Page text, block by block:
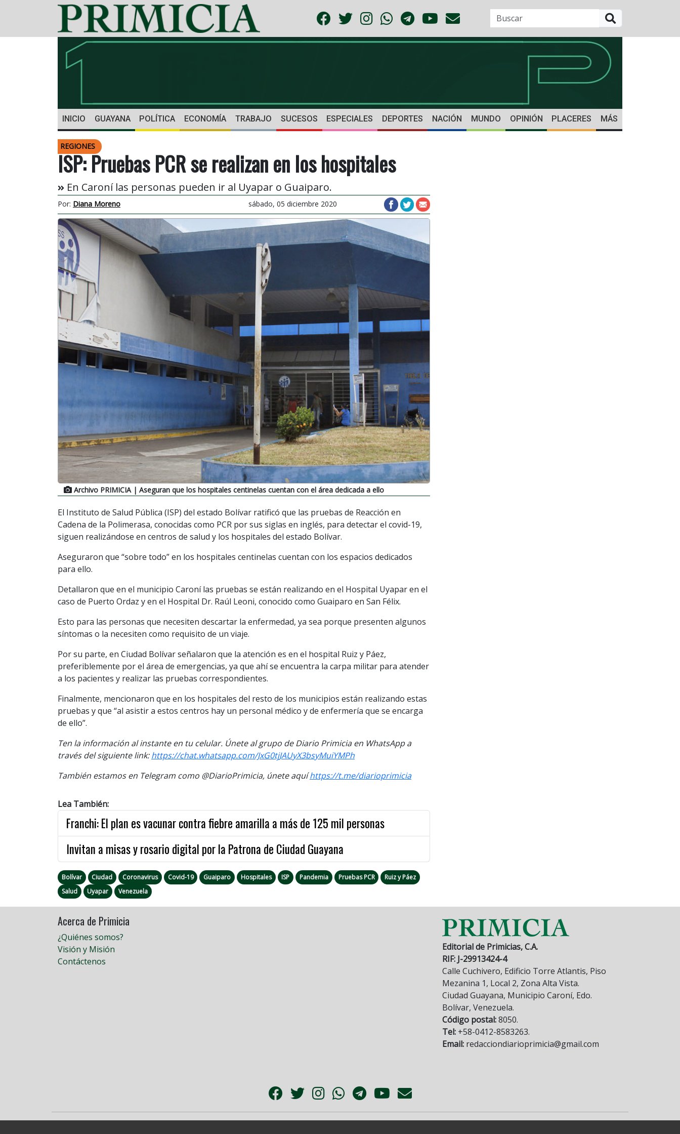
INICIO GUAYANA POLÍTICA ECONOMÍA TRABAJO SUCESOS ESPECIALES DEPORTES NACIÓN MUNDO OPINIÓN PLACERES MÁS
REGIONES
ISP: Pruebas PCR se realizan en los hospitales
En Caroní las personas pueden ir al Uyapar o Guaiparo.
Por: Diana Moreno sábado, 05 diciembre 2020
Archivo PRIMICIA| Aseguran que los hospitales centinelas cuentan con el área dedicada a ello
El Instituto de Salud Pública (ISP) del estado Bolívar ratificó que las pruebas de Reacción en
Cadena de la Polimerasa, conocidas como PCR por sus siglas en inglés, para detectar el covid-19,
siguen realizándose en centros de salud y los hospitales del estado Bolívar.
Aseguraron que “sobre todo” en los hospitales centinelas cuentan con los espacios dedicados
para ello.
Detallaron que en el municipio Caroní las pruebas se están realizando en el Hospital Uyapar en el
caso de Puerto Ordaz y en el Hospital Dr. Raúl Leoni, conocido como Guaiparo en San Félix.
Esto para las personas que necesiten descartar la enfermedad, ya sea porque presenten algunos
síntomas o la necesiten como requisito de un viaje.
Por su parte, en Ciudad Bolívar señalaron que la atención es en el hospital Ruiz y Páez,
preferiblemente por el área de emergencias, ya que ahí se encuentra la carpa militar para atender
a los pacientes y realizar las pruebas correspondientes.
Finalmente, mencionaron que en los hospitales del resto de los municipios están realizando estas
pruebas y que “al asistir a estos centros hay un personal médico y de enfermería que se encarga
de ello”.
Ten la información al instante en tu celular. Únete al grupo de Diario Primicia en WhatsApp a
través del siguiente link: https://chat.whatsapp.com/JxG0tjJAUyX3bsyMuiYMPh
También estamos en Telegram como @DiarioPrimicia, únete aquíhttps://t.me/diarioprimicia
Lea También:
Franchi: El plan es vacunar contra fiebre amarilla a más de 125 mil personas
Invitan a misas y rosario digital por la Patrona de Ciudad Guayana
Bolívar Ciudad Coronavirus Covid-19 Guaiparo Hospitales ISP Pandemia Pruebas PCR
Ruiz y Páez
Salud
Uyapar Venezuela
Acerca de Primicia
¿Quiénes somos?
Visión y Misión
Contáctenos
Editorial de Primicias, C.A.
RIF: J-29913424-4
Calle Cuchivero, Edificio Torre Atlantis, Piso
Mezanina 1, Local 2, Zona Alta Vista.
Ciudad Guayana, Municipio Caroní, Edo.
Bolívar, Venezuela.
Código postal:8050.
Tel: +58-0412-8583263.
Email: redacciondiarioprimicia@gmail.com